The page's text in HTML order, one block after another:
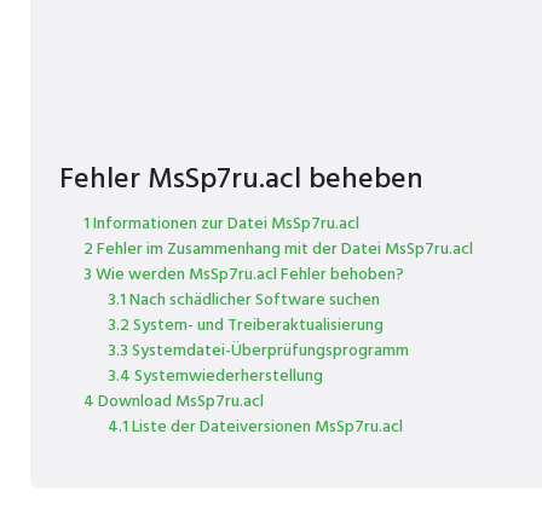
Fehler MsSp7ru.acl beheben
1 Informationen zur Datei MsSp7ru.acl
2 Fehler im Zusammenhang mit der Datei MsSp7ru.acl
3 Wie werden MsSp7ru.acl Fehler behoben?
3.1 Nach schädlicher Software suchen
3.2 System- und Treiberaktualisierung
3.3 Systemdatei-Überprüfungsprogramm
3.4 Systemwiederherstellung
4 Download MsSp7ru.acl
4.1 Liste der Dateiversionen MsSp7ru.acl